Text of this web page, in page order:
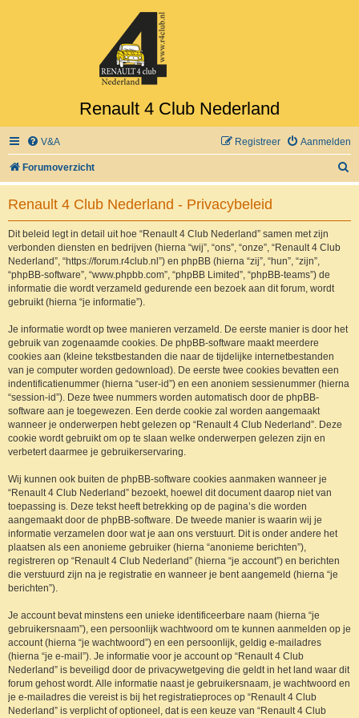
Renault 4 Club Nederland
V&A Aanmelden
Registreer
Forumoverzicht
o
Renault 4 Club Nederland - Privacybeleid
Dit beleid legt in detail uit hoe “Renault 4 Club Nederland” samen met zijn
verbonden diensten en bedrijven (hierna “wij”, “ons”, “onze”, “Renault 4 Club
Nederland”, “https://forum.r4club.nl”) en phpBB (hierna “zij”, “hun”, “zijn”,
“phpBB-software”, “www.phpbb.com”, “phpBB Limited”, “phpBB-teams”) de
informatie die wordt verzameld gedurende een bezoek aan dit forum, wordt
gebruikt (hierna “je informatie”).
Je informatie wordt op twee manieren verzameld. De eerste manier is door het
gebruik van zogenaamde cookies. De phpBB-software maakt meerdere
cookies aan (kleine tekstbestanden die naar de tijdelijke internetbestanden
van je computer worden gedownload). De eerste twee cookies bevatten een
indentificatienummer (hierna “user-id”) en een anoniem sessienummer (hierna
“session-id”). Deze twee nummers worden automatisch door de phpBB-
software aan je toegewezen. Een derde cookie zal worden aangemaakt
wanneer je onderwerpen hebt gelezen op “Renault 4 Club Nederland”. Deze
cookie wordt gebruikt om op te slaan welke onderwerpen gelezen zijn en
verbetert daarmee je gebruikerservaring.
Wij kunnen ook buiten de phpBB-software cookies aanmaken wanneer je
“Renault 4 Club Nederland” bezoekt, hoewel dit document daarop niet van
toepassing is. Deze tekst heeft betrekking op de pagina’s die worden
aangemaakt door de phpBB-software. De tweede manier is waarin wij je
informatie verzamelen door wat je aan ons verstuurt. Dit is onder andere het
plaatsen als een anonieme gebruiker (hierna “anonieme berichten”),
registreren op “Renault 4 Club Nederland” (hierna “je account”) en berichten
die verstuurd zijn na je registratie en wanneer je bent aangemeld (hierna “je
berichten”).
Je account bevat minstens een unieke identificeerbare naam (hierna “je
gebruikersnaam”), een persoonlijk wachtwoord om te kunnen aanmelden op je
account (hierna “je wachtwoord”) en een persoonlijk, geldig e-mailadres
(hierna “je e-mail”). Je informatie voor je account op “Renault 4 Club
Nederland” is beveiligd door de privacywetgeving die geldt in het land waar dit
forum gehost wordt. Alle informatie naast je gebruikersnaam, je wachtwoord en
je e-mailadres die vereist is bij het registratieproces op “Renault 4 Club
Nederland” is verplicht of optioneel, dat is een keuze van “Renault 4 Club